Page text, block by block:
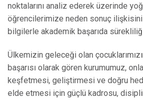
noktalarını analiz ederek üzerinde
öğrencilerimize neden sonuç ilişkisini
bilgilerle akademik başarıda
Ülkemizin geleceği olan
başarısı olarak gören kurumumuz,
keşfetmesi, geliştirmesi ve doğru
elde etmesi için güçlü kadrosu,